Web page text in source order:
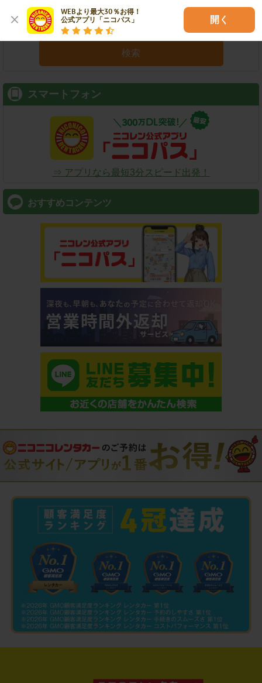
WEBより最大30％お得！
公式アプリ「ニコパス」
開く
検索
スマートフォン
⇒ アプリなら最短3分スピード出発！
おすすめコンテンツ